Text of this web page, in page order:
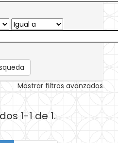
Mostrar filtros avanzados
1-1 de 1.